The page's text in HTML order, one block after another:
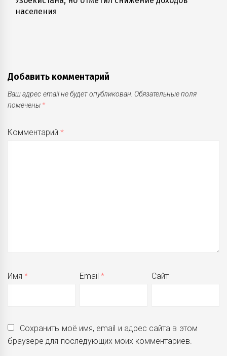
post:
населения
Добавить комментарий
Ваш адрес email не будет опубликован. Обязательные поля
помечены *
Комментарий*
Имя* Email* Сайт
Сохранить моё имя, email и адрес сайта в этом
браузере для последующих моих комментариев.